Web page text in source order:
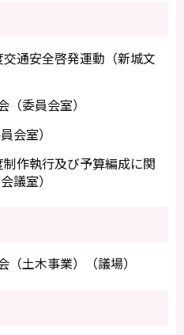
通安全啓発運動（新城文
委員会室）
会室）
作執行及び予算編成に関
議室）
土木事業）（議場）